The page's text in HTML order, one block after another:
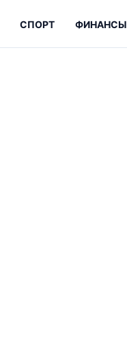
СПОРТ ФИНАНСЫ